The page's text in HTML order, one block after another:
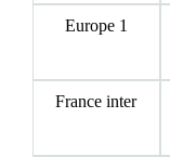
Europe 1
France inter